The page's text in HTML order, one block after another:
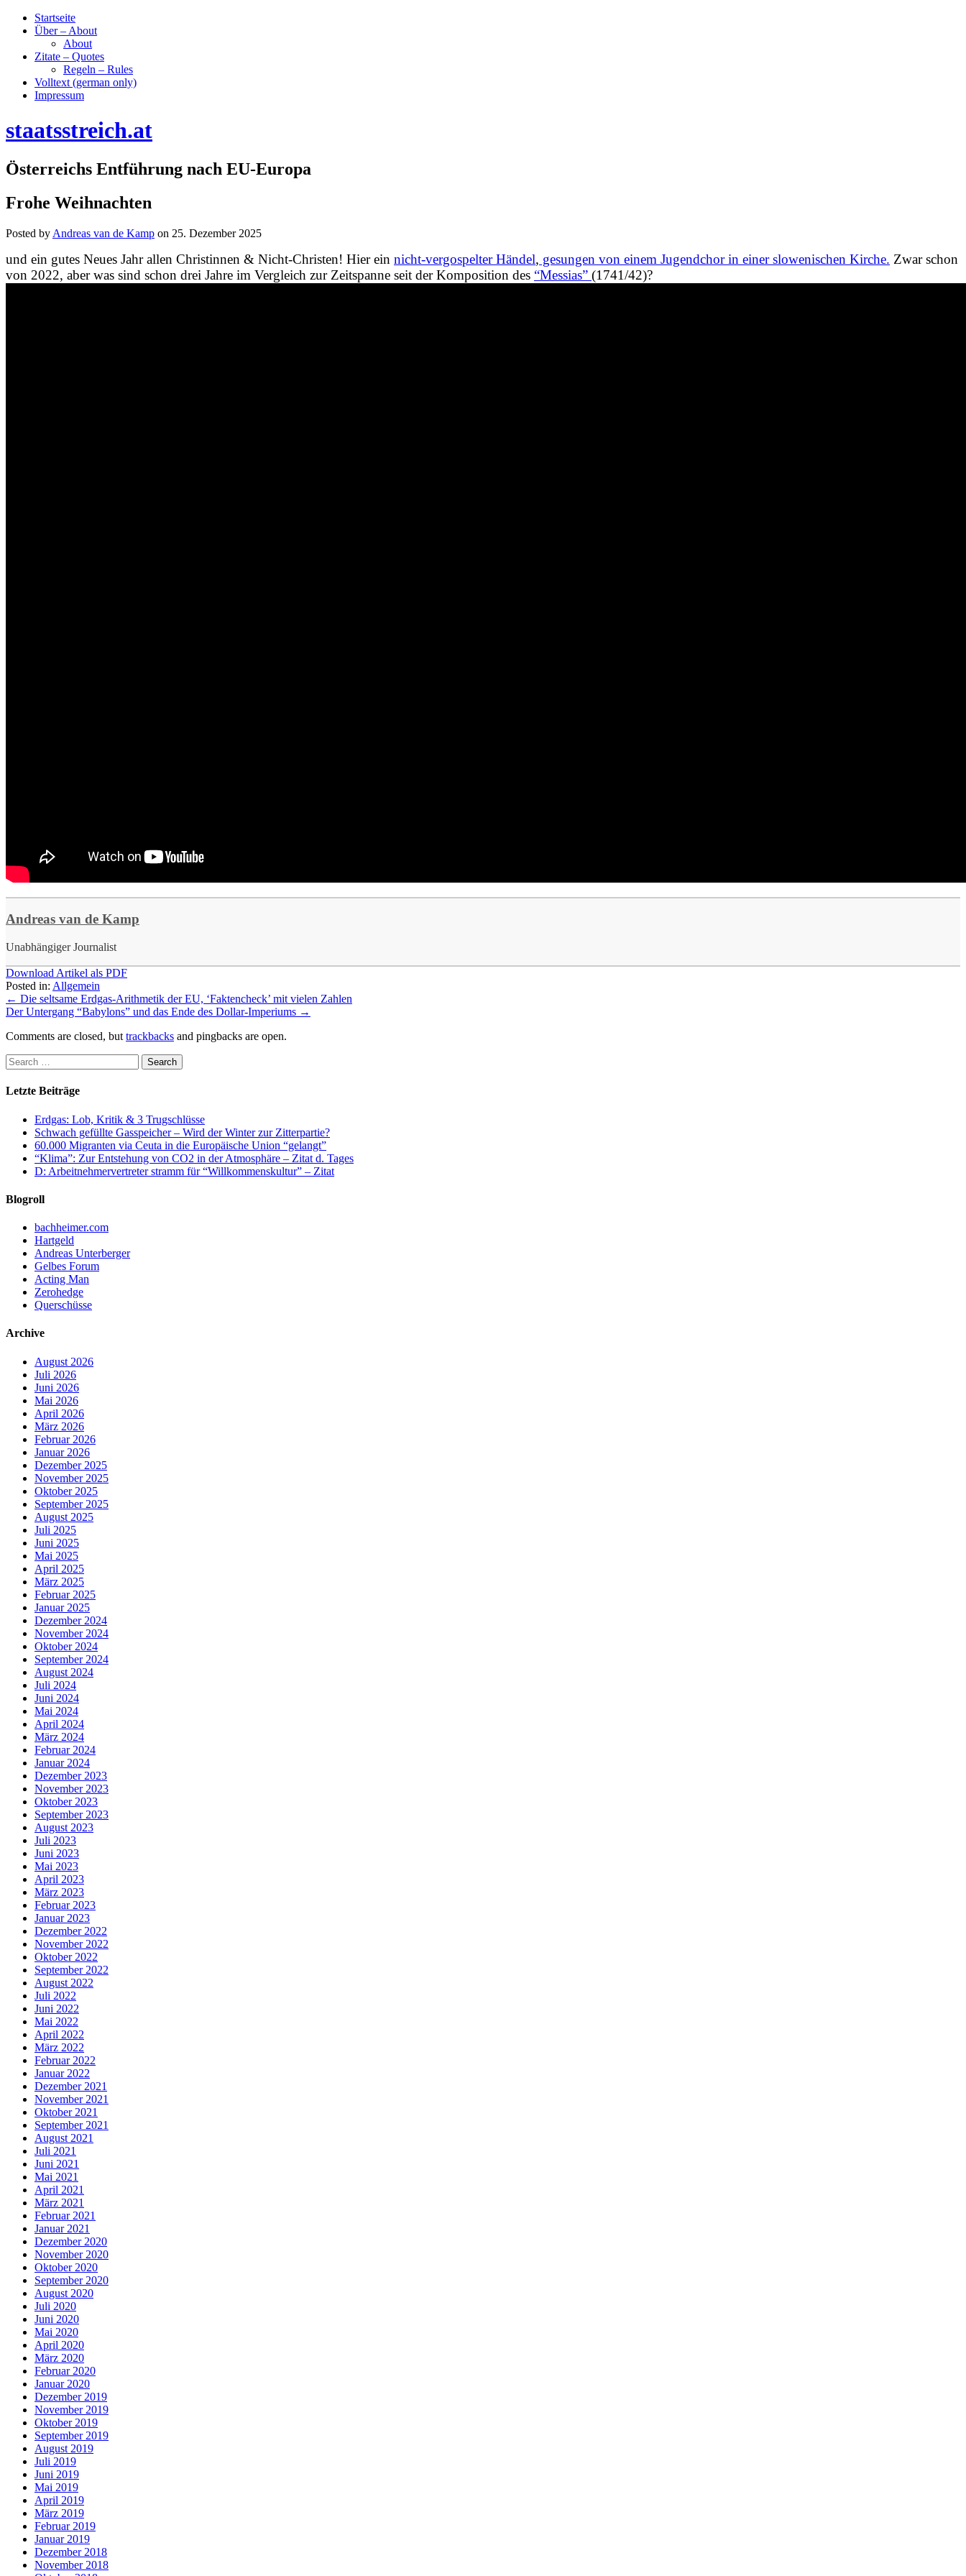
Startseite
Über – About
About
Zitate – Quotes
Regeln – Rules
Volltext (german only)
Impressum
staatsstreich.at
Österreichs Entführung nach EU-Europa
Frohe Weihnachten
Posted by Andreas van de Kamp on 25. Dezember 2025
und ein gutes Neues Jahr allen Christinnen & Nicht-Christen! Hier ein nicht-vergospelter Händel, gesungen von einem Jugendchor in einer slowenischen Kirche. Zwar schon
von 2022, aber was sind schon drei Jahre im Vergleich zur Zeitspanne seit der Komposition des “Messias” (1741/42)?
Andreas van de Kamp
Unabhängiger Journalist
Download Artikel als PDF
Posted in: Allgemein
← Die seltsame Erdgas-Arithmetik der EU, ‘Faktencheck’ mit vielen Zahlen
Der Untergang “Babylons” und das Ende des Dollar-Imperiums →
Comments are closed, but trackbacks and pingbacks are open.
Letzte Beiträge
Erdgas: Lob, Kritik & 3 Trugschlüsse
Schwach gefüllte Gasspeicher – Wird der Winter zur Zitterpartie?
60.000 Migranten via Ceuta in die Europäische Union “gelangt”
“Klima”: Zur Entstehung von CO2 in der Atmosphäre – Zitat d. Tages
D: Arbeitnehmervertreter stramm für “Willkommenskultur” – Zitat
Blogroll
bachheimer.com
Hartgeld
Andreas Unterberger
Gelbes Forum
Acting Man
Zerohedge
Querschüsse
Archive
August 2026
Juli 2026
Juni 2026
Mai 2026
April 2026
März 2026
Februar 2026
Januar 2026
Dezember 2025
November 2025
Oktober 2025
September 2025
August 2025
Juli 2025
Juni 2025
Mai 2025
April 2025
März 2025
Februar 2025
Januar 2025
Dezember 2024
November 2024
Oktober 2024
September 2024
August 2024
Juli 2024
Juni 2024
Mai 2024
April 2024
März 2024
Februar 2024
Januar 2024
Dezember 2023
November 2023
Oktober 2023
September 2023
August 2023
Juli 2023
Juni 2023
Mai 2023
April 2023
März 2023
Februar 2023
Januar 2023
Dezember 2022
November 2022
Oktober 2022
September 2022
August 2022
Juli 2022
Juni 2022
Mai 2022
April 2022
März 2022
Februar 2022
Januar 2022
Dezember 2021
November 2021
Oktober 2021
September 2021
August 2021
Juli 2021
Juni 2021
Mai 2021
April 2021
März 2021
Februar 2021
Januar 2021
Dezember 2020
November 2020
Oktober 2020
September 2020
August 2020
Juli 2020
Juni 2020
Mai 2020
April 2020
März 2020
Februar 2020
Januar 2020
Dezember 2019
November 2019
Oktober 2019
September 2019
August 2019
Juli 2019
Juni 2019
Mai 2019
April 2019
März 2019
Februar 2019
Januar 2019
Dezember 2018
November 2018